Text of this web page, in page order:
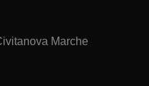
Marche